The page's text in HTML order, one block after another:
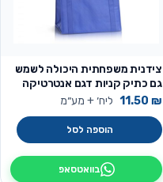
צידנית משפחתית היכולה לשמש
גם כתיק קניות דגם אנטרטיקה
11.50 ₪ ליח׳ + מע״מ
הוספה לסל
בוואטסאפ